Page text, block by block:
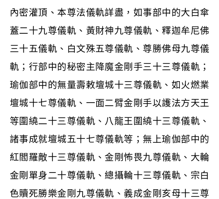
內密灌頂、本尊法儀軌詳盡，如事部中的大白傘
蓋二十九尊儀軌、黃財神九尊儀軌、釋迦牟尼佛
三十五儀軌、白文殊五尊儀軌、尊勝佛母九尊儀
軌；行部中的秘密主降魔金剛手三十三尊儀軌；
瑜伽部中的無量壽敕壇城十三尊儀軌、如火燃業
壇城十七尊儀軌、一面二臂金剛手以護法方天王
等圍繞二十三尊儀軌、八龍王圍繞十三尊儀軌、
諸事成就壇城五十七尊儀軌等；無上瑜伽部中的
紅閻羅敵十三尊儀軌、金剛怖畏九尊儀軌、大輪
金剛單身二十尊儀軌、總攝輪十三尊儀軌、宗白
色贖死勝樂金剛九尊儀軌、義成金剛亥母十三尊